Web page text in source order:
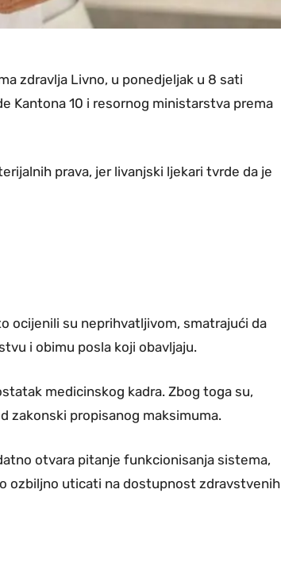
zdravlja Livno, u ponedjeljak u 8 sati
Kantona 10 i resornog ministarstva prema
prava, jer livanjski ljekari tvrde da je
ocijenili su neprihvatljivom, smatrajući da
i obimu posla koji obavljaju.
medicinskog kadra. Zbog toga su,
zakonski propisanog maksimuma.
otvara pitanje funkcionisanja sistema,
ozbiljno uticati na dostupnost zdravstvenih